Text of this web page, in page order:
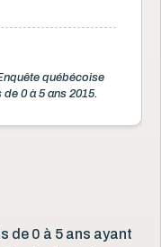
québécoise
0 à 5 ans 2015.
de 0 à 5 ans ayant